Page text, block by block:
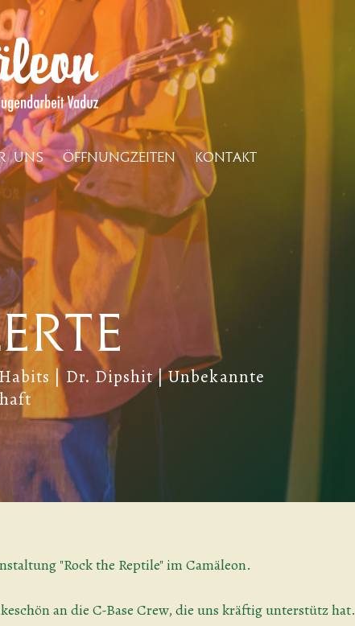
UNS ÖFFNUNGZEITEN KONTAKT
| Dr. Dipshit | Unbekannte
"Rock the Reptile" im Camäleon.
an die C-Base Crew, die uns kräftig unterstütz hat.